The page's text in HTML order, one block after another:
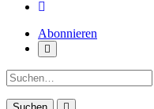
Abonnieren
Suche: